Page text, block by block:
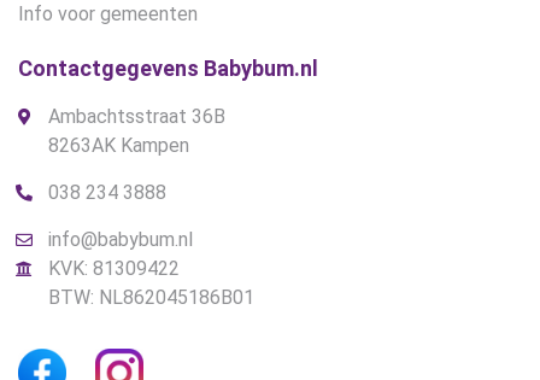
Info voor gemeenten
Contactgegevens Babybum.nl
Ambachtsstraat 36B
8263AK Kampen
038 234 3888
info@babybum.nl
KVK: 81309422
BTW: NL862045186B01